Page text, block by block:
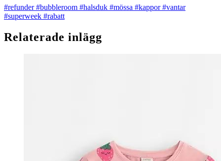
#refunder#bubbleroom #halsduk #mössa #kappor#vantar
#superweek #rabatt
Relaterade inlägg